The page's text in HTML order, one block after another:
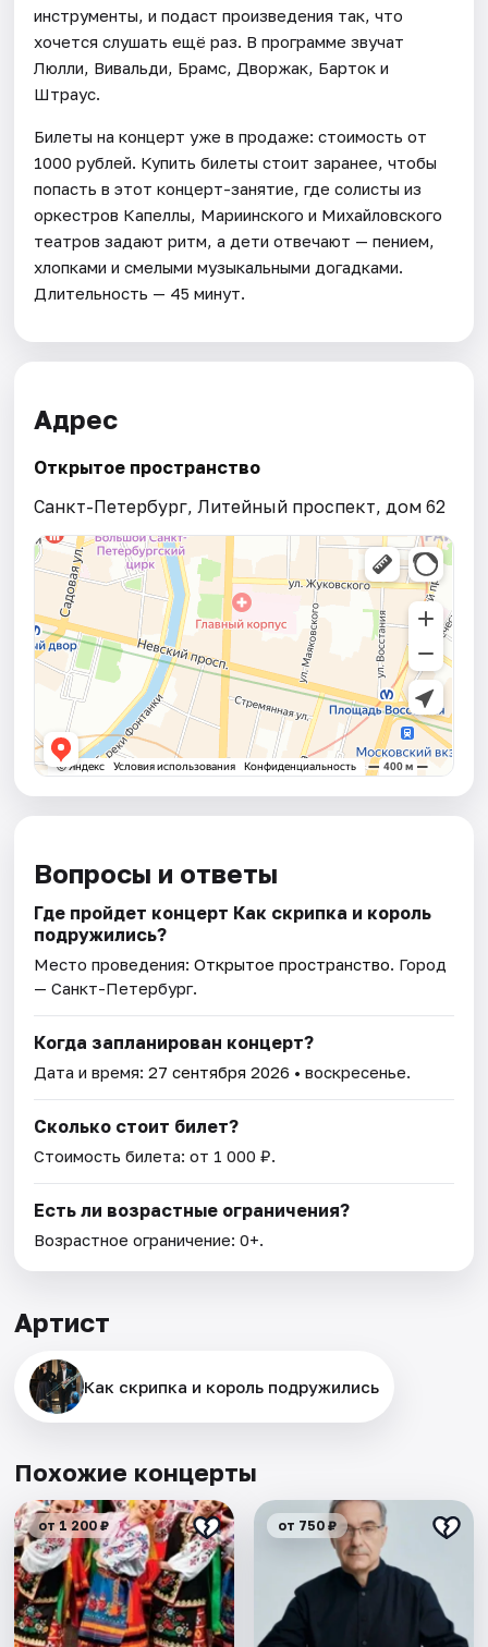
инструменты, и подаст произведения так, что
хочется слушать ещё раз. В программе звучат
Люлли, Вивальди, Брамс, Дворжак, Барток и
Штраус.
Билеты на концерт уже в продаже: стоимость от
1000 рублей. Купить билеты стоит заранее, чтобы
попасть в этот концерт-занятие, где солисты из
оркестров Капеллы, Мариинского и Михайловского
театров задают ритм, а дети отвечают — пением,
хлопками и смелыми музыкальными догадками.
Длительность — 45 минут.
Адрес
Открытое пространство
Санкт-Петербург, Литейный проспект, дом 62
Вопросы и ответы
Где пройдет концерт Как скрипка и король
подружились?
Место проведения:Открытое пространство. Город
— Санкт-Петербург.
Когда запланирован концерт?
Дата и время:27 сентября 2026 • воскресенье.
Сколько стоит билет?
Стоимость билета: от 1 000 ₽.
Есть ли возрастные ограничения?
Возрастное ограничение: 0+.
Артист
Как скрипка и король подружились
Похожие концерты
от 1 200 ₽ от 750 ₽